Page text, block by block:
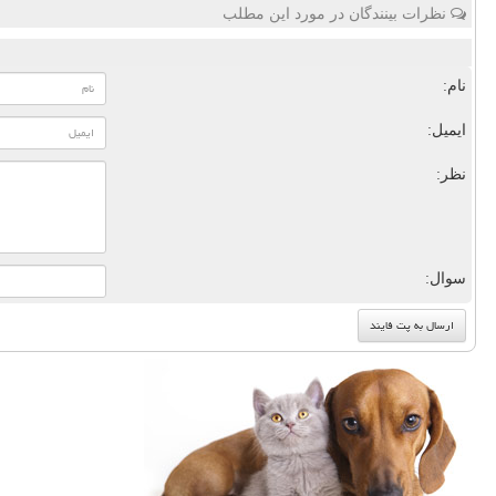
نظرات بینندگان در مورد این مطلب
نام:
ایمیل:
نظر:
سوال: